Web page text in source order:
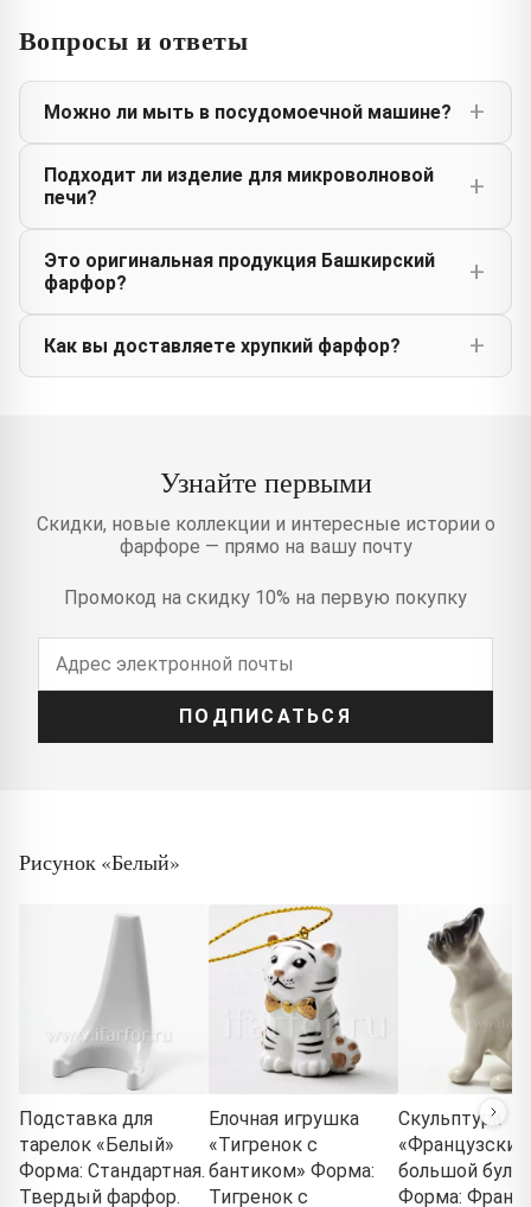
Вопросы и ответы
Можно ли мыть в посудомоечной машине?
Подходит ли изделие для микроволновой
печи?
Это оригинальная продукция Башкирский
фарфор?
Как вы доставляете хрупкий фарфор?
Узнайте первыми
Скидки, новые коллекции и интересные истории о
фарфоре — прямо на вашу почту
Промокод на скидку 10% на первую покупку
ПОДПИСАТЬСЯ
Рисунок «Белый»
Подставка для
тарелок «Белый»
Форма: Стандартная.
Твердый фарфор.
Елочная игрушка
«Тигренок с
бантиком» Форма:
Тигренок с
Скульптура
«Французский
большой
Форма: